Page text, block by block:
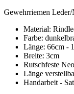
Gewehrriemen
Material:
Farbe:
Länge: 66cm -
Breite: 3cm
Rutschfeste
Länge
Handarbeit -